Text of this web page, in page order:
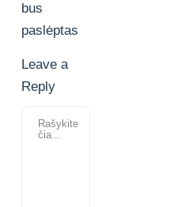
bus
paslėptas
Leave a
Reply